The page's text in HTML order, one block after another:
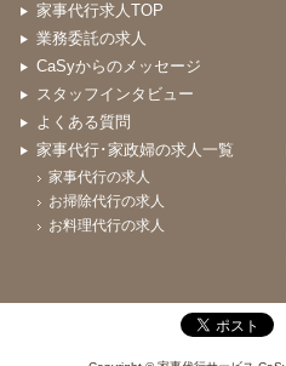
家事代行求人TOP
業務委託の求人
CaSyからのメッセージ
スタッフインタビュー
よくある質問
家事代行･家政婦の求人一覧
家事代行の求人
お掃除代行の求人
お料理代行の求人